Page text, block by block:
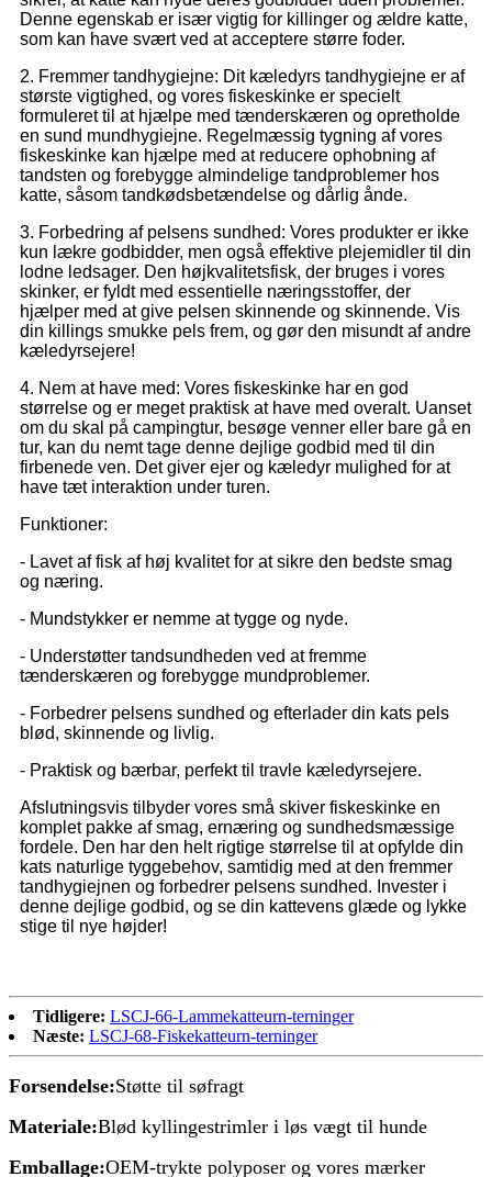
Denne egenskab er især vigtig for killinger og ældre katte,
som kan have svært ved at acceptere større foder.
2. Fremmer tandhygiejne: Dit kæledyrs tandhygiejne er af
største vigtighed, og vores fiskeskinke er specielt
formuleret til at hjælpe med tænderskæren og opretholde
en sund mundhygiejne. Regelmæssig tygning af vores
fiskeskinke kan hjælpe med at reducere ophobning af
tandsten og forebygge almindelige tandproblemer hos
katte, såsom tandkødsbetændelse og dårlig ånde.
3. Forbedring af pelsens sundhed: Vores produkter er ikke
kun lækre godbidder, men også effektive plejemidler til din
lodne ledsager. Den højkvalitetsfisk, der bruges i vores
skinker, er fyldt med essentielle næringsstoffer, der
hjælper med at give pelsen skinnende og skinnende. Vis
din killings smukke pels frem, og gør den misundt af andre
kæledyrsejere!
4. Nem at have med: Vores fiskeskinke har en god
størrelse og er meget praktisk at have med overalt. Uanset
om du skal på campingtur, besøge venner eller bare gå en
tur, kan du nemt tage denne dejlige godbid med til din
firbenede ven. Det giver ejer og kæledyr mulighed for at
have tæt interaktion under turen.
Funktioner:
- Lavet af fisk af høj kvalitet for at sikre den bedste smag
og næring.
- Mundstykker er nemme at tygge og nyde.
- Understøtter tandsundheden ved at fremme
tænderskæren og forebygge mundproblemer.
- Forbedrer pelsens sundhed og efterlader din kats pels
blød, skinnende og livlig.
- Praktisk og bærbar, perfekt til travle kæledyrsejere.
Afslutningsvis tilbyder vores små skiver fiskeskinke en
komplet pakke af smag, ernæring og sundhedsmæssige
fordele. Den har den helt rigtige størrelse til at opfylde din
kats naturlige tyggebehov, samtidig med at den fremmer
tandhygiejnen og forbedrer pelsens sundhed. Invester i
denne dejlige godbid, og se din kattevens glæde og lykke
stige til nye højder!
Tidligere: LSCJ-66-Lammekatteurn-terninger
Næste: LSCJ-68-Fiskekatteurn-terninger
Forsendelse:Støtte til søfragt
Materiale:Blød kyllingestrimler i løs vægt til hunde
Emballage:OEM-trykte polyposer og vores mærker